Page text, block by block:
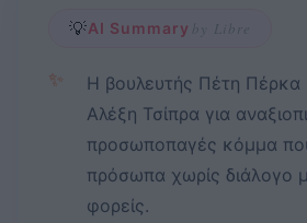
💡AI Summary by Libre
✨
Η βουλευτής Πέτη Πέρκα
Αλέξη Τσίπρα για
προσωποπαγές κόμμα
πρόσωπα χωρίς διάλογο
φορείς.